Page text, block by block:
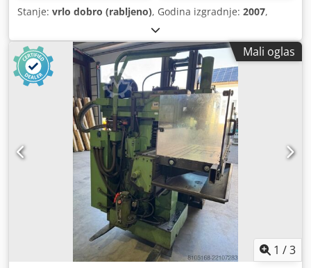
Stanje: vrlo dobro (rabljeno), Godina izgradnje: 2007,
Mali oglas
1 /3